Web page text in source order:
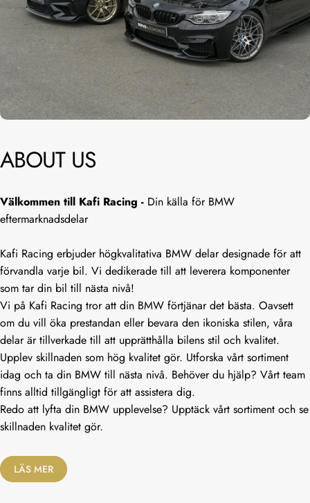
ABOUT US
Välkommen till Kafi Racing - Din källa för BMW
eftermarknadsdelar
Kafi Racing erbjuder högkvalitativa BMW delar designade för att
förvandla varje bil. Vi dedikerade till att leverera komponenter
som tar din bil till nästa nivå!
Vi på Kafi Racing tror att din BMW förtjänar det bästa. Oavsett
om du vill öka prestandan eller bevara den ikoniska stilen, våra
delar är tillverkade till att upprätthålla bilens stil och kvalitet.
Upplev skillnaden som hög kvalitet gör. Utforska vårt sortiment
idag och ta din BMW till nästa nivå. Behöver du hjälp? Vårt team
finns alltid tillgängligt för att assistera dig.
Redo att lyfta din BMW upplevelse? Upptäck vårt sortiment och se
skillnaden kvalitet gör.
LÄS MER